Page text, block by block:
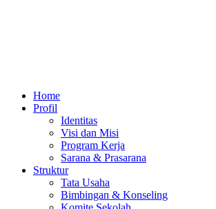
Home
Profil
Identitas
Visi dan Misi
Program Kerja
Sarana & Prasarana
Struktur
Tata Usaha
Bimbingan & Konseling